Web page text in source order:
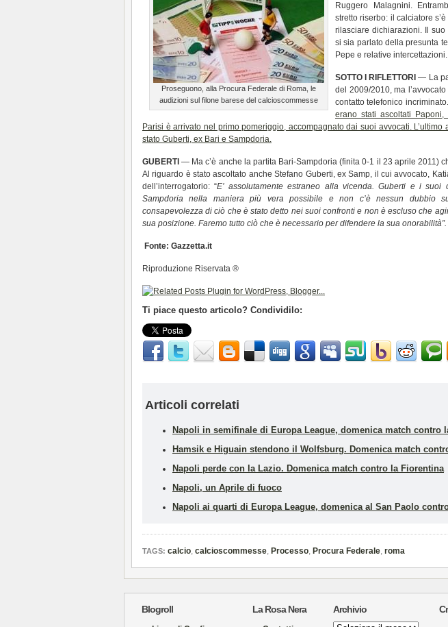
Proseguono, alla Procura Federale di Roma, le
audizioni sul filone barese del calcioscommesse
Ruggero Malagnini.
stretto riserbo: il calciatore
rilasciare dichiarazioni. Il
si sia parlato della presunta
Pepe e relative intercettazioni.
SOTTO I RIFLETTORI — La
del 2009/2010, ma
contatto telefonico incriminato.
erano stati ascoltati
Parisi è arrivato nel primo pomeriggio, accompagnato dai suoi avvocati.
stato Guberti, ex Bari e Sampdoria.
GUBERTI — Ma c’è anche la partita Bari-Sampdoria (finita 0-1 il 23 aprile 2011)
Al riguardo è stato ascoltato anche Stefano Guberti, ex Samp, il cui avvocato,
dell’interrogatorio: “E’ assolutamente estraneo alla vicenda. Guberti e i suoi
Sampdoria nella maniera più vera possibile e non c’è nessun dubbio
consapevolezza di ciò che è stato detto nei suoi confronti e non è escluso che
sua posizione. Faremo tutto ciò che è necessario per difendere la sua onorabilità”.
Fonte: Gazzetta.it
Riproduzione Riservata ®
Ti piace questo articolo? Condividilo:
Articoli correlati
Napoli in semifinale di Europa League, domenica match contro
Hamsik e Higuain stendono il Wolfsburg. Domenica match
Napoli perde con la Lazio. Domenica match contro la Fiorentina
Napoli, un Aprile di fuoco
Napoli ai quarti di Europa League, domenica al San Paolo
TAGS: calcio, calcioscommesse, Processo, Procura Federale, roma
Blogroll La Rosa Nera Archivio